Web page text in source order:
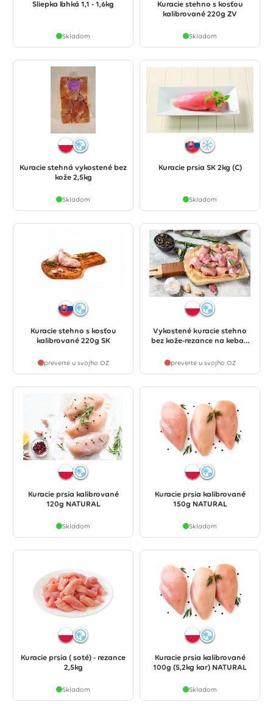
Sliepka ľahká 1,1 - 1,6kg
Skladom
Kuracie stehno s kosťou
kalibrované 220g ZV
Skladom
Kuracie stehná vykostené bez
kože 2,5kg
Skladom
Kuracie prsia SK 2kg (C)
Skladom
Kuracie stehno s kosťou
kalibrované 220g SK
preverte u svojho OZ
Vykostené kuracie stehno
bez kože-rezance na kebab
preverte u svojho OZ
Kuracie prsia kalibrované
120g NATURAL
Skladom
Kuracie prsia kalibrované
150g NATURAL
Skladom
Kuracie prsia ( soté) - rezance
2,5kg
Skladom
Kuracie prsia kalibrované
100g (5,2kg kar) NATURAL
Skladom